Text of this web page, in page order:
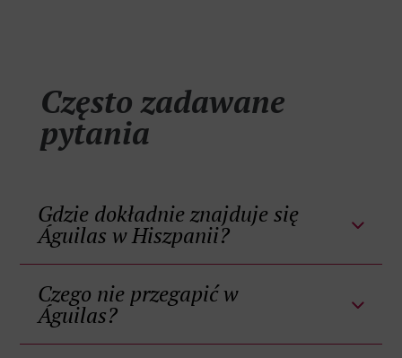
Często zadawane
pytania
Gdzie dokładnie znajduje się
Águilas w Hiszpanii?
Czego nie przegapić w
Águilas?